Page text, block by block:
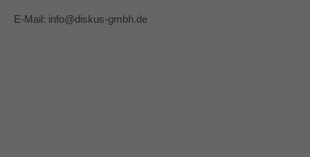
E-Mail: info@diskus-gmbh.de